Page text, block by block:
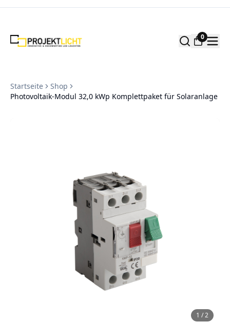
Zum Inhalt springen
0
Startseite
Shop
Photovoltaik-Modul 32,0 kWp Komplettpaket für Solaranlage
1 /2